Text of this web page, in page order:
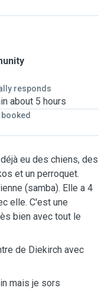
responds
about 5 hours
booked
eu des chiens, des
et un perroquet.
(samba). Elle a 4
elle. C'est une
bien avec tout le
de Diekirch avec
mais je sors